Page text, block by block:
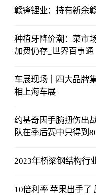
赣锋锂业：持有新余
种植牙降价潮：菜市
加费仍存_世界百事通
车展现场｜四大品牌
相上海车展
约基奇因手腕扭伤出
队在季后赛中只得到
2023年桥梁钢结构行
10倍利率 苹果出手了